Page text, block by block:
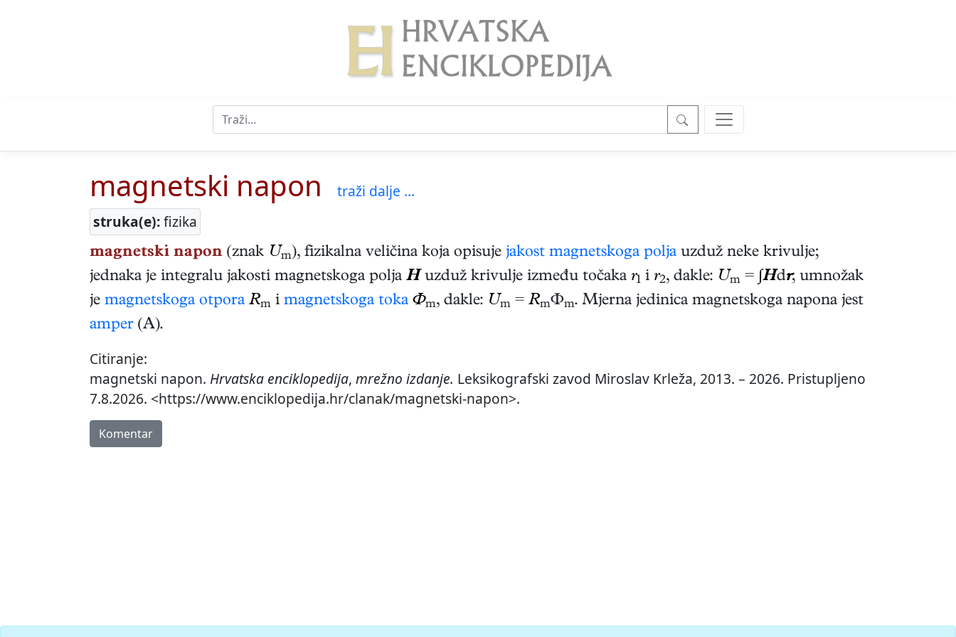
magnetski napon
traži dalje ...
struka(e):fizika
magnetski napon (znak Um), fizikalna veličina koja opisuje jakost magnetskoga polja uzduž neke krivulje;
jednaka je integralu jakosti magnetskoga polja H uzduž krivulje između točaka r1 i r2, dakle: Um = ∫Hdr; umnožak
je magnetskoga otpora Rm i magnetskoga toka Фm, dakle: Um = RmФm. Mjerna jedinica magnetskoga napona jest
amper (A).
Citiranje:
magnetski napon. Hrvatska enciklopedija, mrežno izdanje. Leksikografski zavod Miroslav Krleža, 2013. – 2026. Pristupljeno
7.8.2026. <https://www.enciklopedija.hr/clanak/magnetski-napon>.
Komentar